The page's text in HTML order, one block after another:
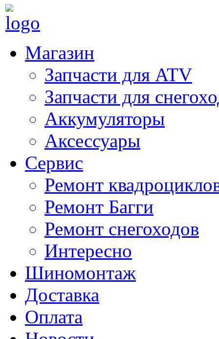
Магазин
Запчасти для ATV
Запчасти для
Аккумуляторы
Аксессуары
Сервис
Ремонт
Ремонт Багги
Ремонт снегоходов
Интересно
Шиномонтаж
Доставка
Оплата